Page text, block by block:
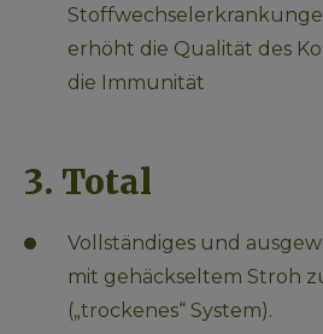
erhöht die Qualität des
die Immunität
3. Total
Vollständiges und
mit gehäckseltem Stroh
(„trockenes“ System).